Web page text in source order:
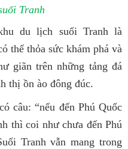
Tranh
du lịch suối Tranh là
thể thỏa sức khám phá và
giãn trên những tảng đá
thị ồn ào đông đúc.
câu: “nếu đến Phú Quốc
thì coi như chưa đến Phú
Tranh vẫn mang trong